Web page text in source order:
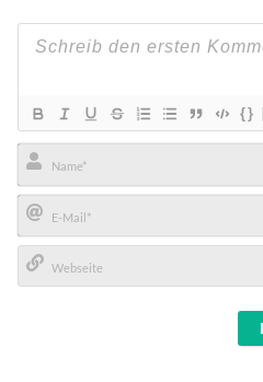
{}
Name*
E-
Mail*